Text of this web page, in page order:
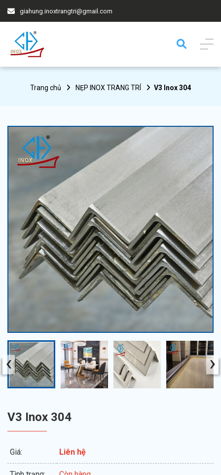
giahung.inoxtrangtri@gmail.com
Trang chủ NẸP INOX TRANG TRÍ V3 Inox 304
‹ ›
V3 Inox 304
Giá: Liên hệ